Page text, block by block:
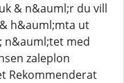
& n&auml;r du vill
h&auml;mta ut
n&auml;tet med
zaleplon
Rekommenderat